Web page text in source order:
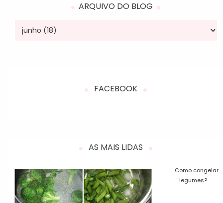
ARQUIVO DO BLOG
FACEBOOK
AS MAIS LIDAS
Como congelar
legumes?